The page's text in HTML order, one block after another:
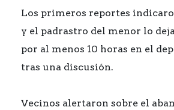
Los primeros reportes
y el padrastro del menor lo
por al menos 10 horas en el
tras una discusión.
Vecinos alertaron sobre el